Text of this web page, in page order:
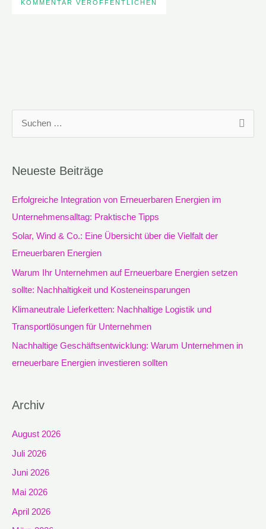
h
e
n
Neueste Beiträge
Erfolgreiche Integration von Erneuerbaren Energien im
Unternehmensalltag: Praktische Tipps
Solar, Wind & Co.: Eine Übersicht über die Vielfalt der
Erneuerbaren Energien
Warum Ihr Unternehmen auf Erneuerbare Energien setzen
sollte: Nachhaltigkeit und Kosteneinsparungen
Klimaneutrale Lieferketten: Nachhaltige Logistik und
Transportlösungen für Unternehmen
Nachhaltige Geschäftsentwicklung: Warum Unternehmen in
erneuerbare Energien investieren sollten
Archiv
August 2026
Juli 2026
Juni 2026
Mai 2026
April 2026